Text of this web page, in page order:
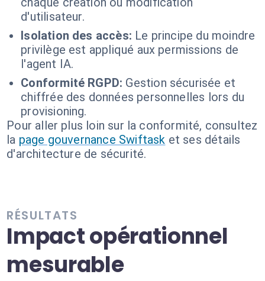
d'utilisateur.
Isolation des accès: Le principe du moindre
privilège est appliqué aux permissions de
l'agent IA.
Conformité RGPD: Gestion sécurisée et
chiffrée des données personnelles lors du
provisioning.
Pour aller plus loin sur la conformité, consultez
la page gouvernance Swiftask et ses détails
d'architecture de sécurité.
RÉSULTATS
Impact opérationnel
mesurable